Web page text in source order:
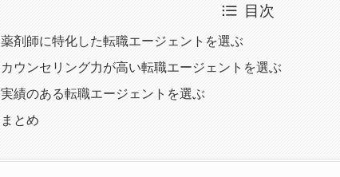
目次
薬剤師に特化した転職エージェントを選ぶ
カウンセリング力が高い転職エージェントを選ぶ
実績のある転職エージェントを選ぶ
まとめ